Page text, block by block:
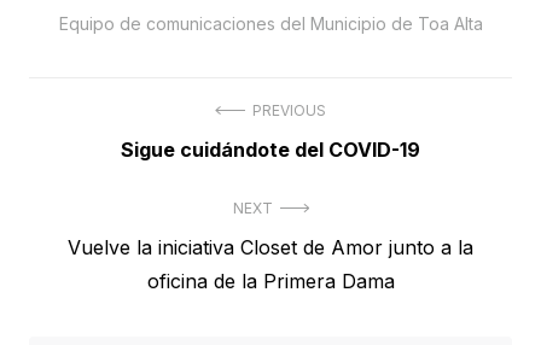
Equipo de comunicaciones del Municipio de Toa Alta
navigation
PREVIOUS
Previous
Sigue cuidándote del COVID-19
NEXT
NextVuelve la iniciativa Closet de Amor junto a la
oficina de la Primera Dama